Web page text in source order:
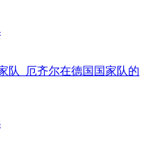
队_厄齐尔在德国国家队的